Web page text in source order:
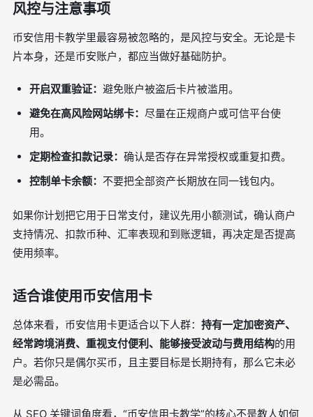
风控与注意事项
币安信用卡教学里最容易被忽略的，是风控与安全。无论是卡
片本身，还是币安账户，都应当做好基础防护。
开启双重验证： 避免账户被盗后卡片被滥用。
避免在高风险网站绑卡： 尽量在正规商户或可信平台使
用。
定期检查扣款记录： 确认是否存在异常授权或重复扣费。
控制单卡余额： 不要把全部资产长期放在同一钱包内。
如果你计划把它用于日常支付，建议先用小额测试，确认商户
支持情况、扣款币种、汇率表现和到账逻辑，再决定是否提高
使用频率。
适合谁使用币安信用卡
总体来看，币安信用卡更适合以下人群： 持有一定加密资产、
经常跨境消费、重视支付便利、能够接受波动与费用结构的用
户。若你只是偶尔买币，且主要目标是长期持有，那么它未必
是必需品。
从 SEO 关键词角度看，“币安信用卡教学”的核心不是教人如何